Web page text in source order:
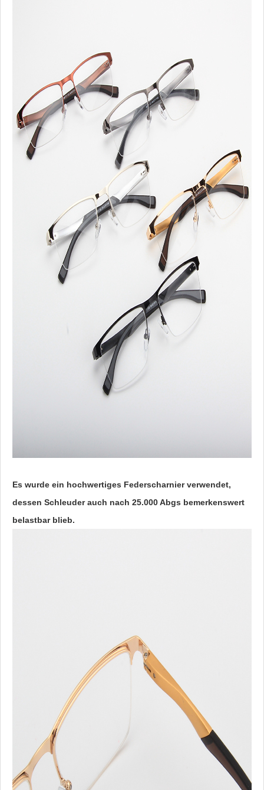
Es wurde ein hochwertiges Federscharnier verwendet,
dessen Schleuder auch nach 25.000 Abgs bemerkenswert
belastbar blieb.